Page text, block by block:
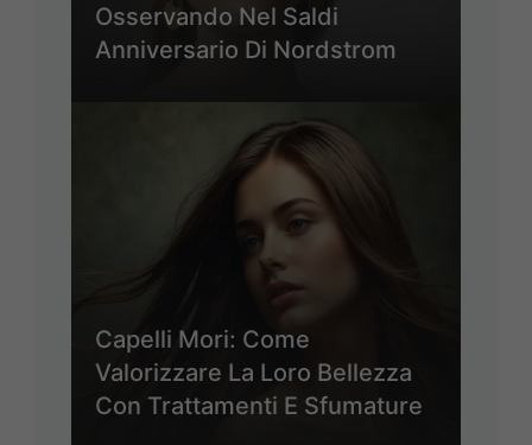
Osservando Nel Saldi
Anniversario Di Nordstrom
Capelli Mori: Come
Valorizzare La Loro Bellezza
Con Trattamenti E Sfumature